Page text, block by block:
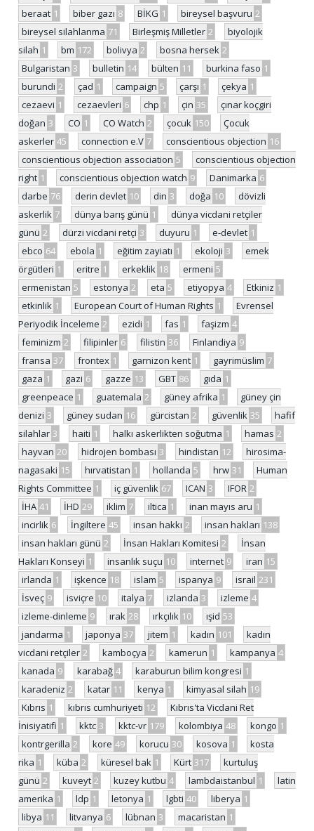
beraat 1 biber gazı 8 BİKG 1 bireysel başvuru 2
bireysel silahlanma 71 Birleşmiş Milletler 2
biyolojik
silah 1 bm 172 bolivya 2 bosna hersek 2
Bulgaristan 3 bulletin 14 bülten 11 burkina faso 1
burundi 2 çad 1 campaign 5 çarşı 1 çekya 1
cezaevi 1 cezaevleri 6 chp 1 çin 35
çınar koçgiri
doğan 3 CO 1 CO Watch 2 çocuk 150
Çocuk
askerler 45 connection e.V 7 conscientious objection 16
conscientious objection association 5
conscientious objection
right 1 conscientious objection watch 9 Danimarka 6
darbe 76 derin devlet 10 din 3 doğa 10
dövizli
askerlik 7 dünya barış günü 1
dünya vicdani retçiler
günü 2 dürzi vicdani retçi 3 duyuru 1 e-devlet 1
ebco 64 ebola 1 eğitim zayiatı 1 ekoloji 3
emek
örgütleri 1 eritre 1 erkeklik 18 ermeni 5
ermenistan 5 estonya 2 eta 5 etiyopya 4 Etkiniz 1
etkinlik 1 European Court of Human Rights 1
Evrensel
Periyodik İnceleme 2 ezidi 1 fas 1 faşizm 4
feminizm 2 filipinler 6 filistin 36 Finlandiya 9
fransa 37 frontex 1 garnizon kent 1 gayrimüslim 7
gaza 1 gazi 6 gazze 13 GBT 86 gıda 1
greenpeace 1 guatemala 2 güney afrika 1
güney çin
denizi 3 güney sudan 16 gürcistan 2 güvenlik 35
hafif
silahlar 3 haiti 1 halkı askerlikten soğutma 1 hamas 2
hayvan 20 hidrojen bombası 3 hindistan 12
hirosima-
nagasaki 15 hırvatistan 1 hollanda 5 hrw 31
Human
Rights Committee 1 iç güvenlik 67 ICAN 3 IFOR 2
İHA 41 İHD 29 iklim 7 iltica 1 inan mayıs aru 1
incirlik 6 İngiltere 45 insan hakkı 2 insan hakları 138
insan hakları günü 2 İnsan Hakları Komitesi 2
İnsan
Hakları Konseyi 1 insanlık suçu 10 internet 9 iran 15
irlanda 1 işkence 18 islam 5 ispanya 9 israil 231
İsveç 9 isviçre 10 italya 7 izlanda 3 izleme 4
izleme-dinleme 9 ırak 28 ırkçılık 10 ışid 53
jandarma 1 japonya 37 jitem 1 kadın 101
kadın
vicdani retçiler 2 kamboçya 2 kamerun 1 kampanya 4
kanada 9 karabağ 4 karaburun bilim kongresi 1
karadeniz 2 katar 11 kenya 1 kimyasal silah 19
Kıbrıs 1 kıbrıs cumhuriyeti 12
Kıbrıs'ta Vicdani Ret
İnisiyatifi 1 kktc 3 kktc-vr 179 kolombiya 48 kongo 1
kontrgerilla 2 kore 49 korucu 30 kosova 1
kosta
rika 1 küba 2 küresel bak 1 Kürt 317
kurtuluş
günü 2 kuveyt 2 kuzey kutbu 4 lambdaistanbul 1
latin
amerika 1 ldp 1 letonya 1 lgbti 40 liberya 1
libya 11 litvanya 6 lübnan 3 macaristan 1